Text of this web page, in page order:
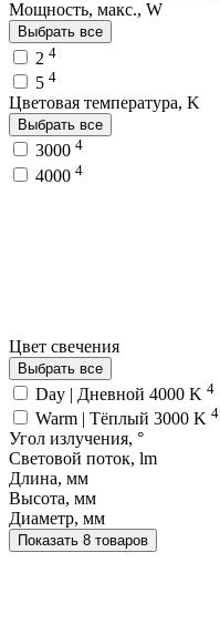
Мощность, макс., W
Выбрать все
2 4
5 4
Цветовая температура, K
Выбрать все
3000 4
4000 4
Цвет свечения
Выбрать все
Day | Дневной 4000 K 4
Warm | Тёплый 3000 K 4
Угол излучения, °
Световой поток, lm
Длина, мм
Высота, мм
Диаметр, мм
Показать 8 товаров